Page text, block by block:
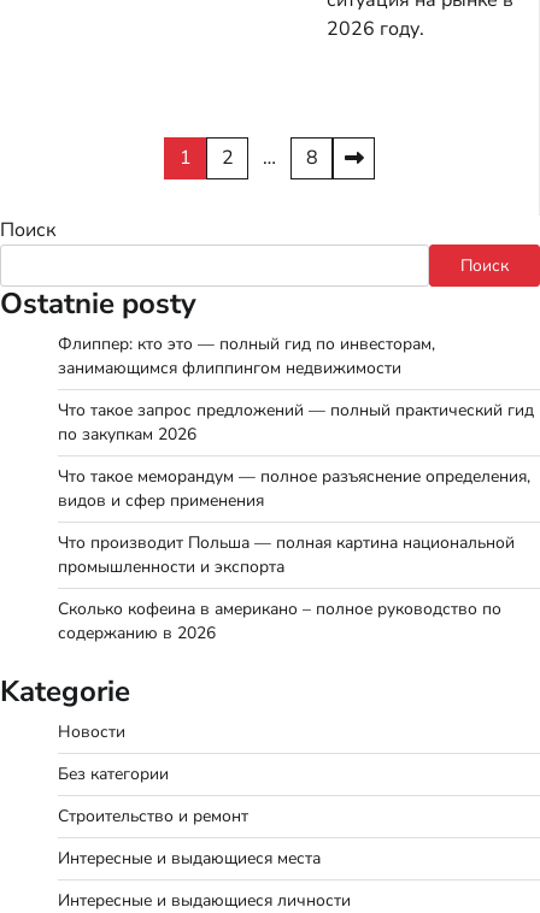
2026 году.
1 2 … 8
Поиск
Поиск
Ostatnie posty
Флиппер: кто это — полный гид по инвесторам,
занимающимся флиппингом недвижимости
Что такое запрос предложений — полный практический гид
по закупкам 2026
Что такое меморандум — полное разъяснение определения,
видов и сфер применения
Что производит Польша — полная картина национальной
промышленности и экспорта
Сколько кофеина в американо – полное руководство по
содержанию в 2026
Kategorie
Новости
Без категории
Строительство и ремонт
Интересные и выдающиеся места
Интересные и выдающиеся личности